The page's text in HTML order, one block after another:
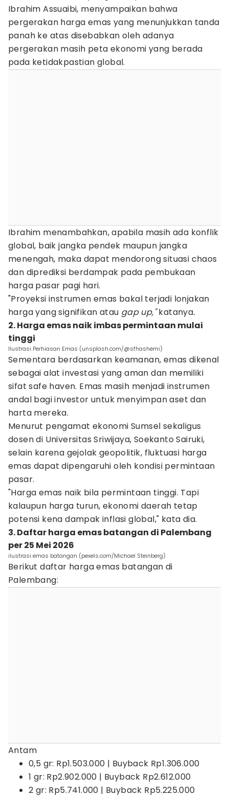
Ibrahim Assuaibi, menyampaikan bahwa
pergerakan harga emas yang menunjukkan tanda
panah ke atas disebabkan oleh adanya
pergerakan masih peta ekonomi yang berada
pada ketidakpastian global.
Ibrahim menambahkan, apabila masih ada konflik
global, baik jangka pendek maupun jangka
menengah, maka dapat mendorong situasi chaos
dan diprediksi berdampak pada pembukaan
harga pasar pagi hari.
"Proyeksi instrumen emas bakal terjadi lonjakan
harga yang signifikan atau gap up,"katanya.
2. Harga emas naik imbas permintaan mulai
tinggi
Ilustrasi Perhiasan Emas (unsplash.com/@sfhashemi)
Sementara berdasarkan keamanan, emas dikenal
sebagai alat investasi yang aman dan memiliki
sifat safe haven. Emas masih menjadi instrumen
andal bagi investor untuk menyimpan aset dan
harta mereka.
Menurut pengamat ekonomi Sumsel sekaligus
dosen di Universitas Sriwijaya, Soekanto Sairuki,
selain karena gejolak geopolitik, fluktuasi harga
emas dapat dipengaruhi oleh kondisi permintaan
pasar.
"Harga emas naik bila permintaan tinggi. Tapi
kalaupun harga turun, ekonomi daerah tetap
potensi kena dampak inflasi global," kata dia.
3. Daftar harga emas batangan di Palembang
per 25 Mei 2026
ilustrasi emas batangan (pexels.com/Michael Steinberg)
Berikut daftar harga emas batangan di
Palembang:
Antam
0,5 gr: Rp1.503.000 | Buyback Rp1.306.000
1 gr: Rp2.902.000 | Buyback Rp2.612.000
2 gr: Rp5.741.000 | Buyback Rp5.225.000